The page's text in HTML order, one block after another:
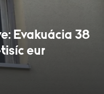
Evakuácia 38
eur